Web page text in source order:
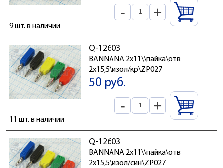
- +
9 шт. в наличии
Q-12603
BANNANA 2x11\\пайка\отв
2x15,5\изол/кр\ZP027
50 руб.
- +
11 шт. в наличии
Q-12603
BANNANA 2x11\\пайка\отв
2x15,5\изол/син\ZP027